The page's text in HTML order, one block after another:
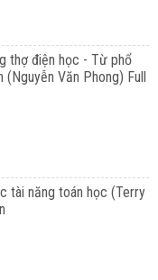
thợ điện học - Từ phổ
Văn Phong) Full
tài năng toán học (Terry